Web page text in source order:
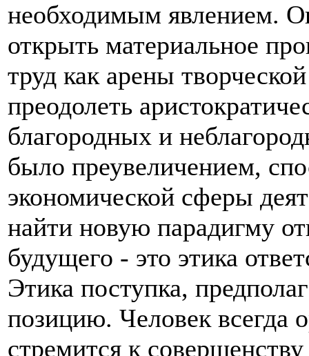
необходимым явлением.
открыть материальное
труд как арены
преодолеть
благородных и
было преувеличением,
экономической сферы
найти новую парадигму
будущего - это этика
Этика поступка,
позицию. Человек всегда
стремится к